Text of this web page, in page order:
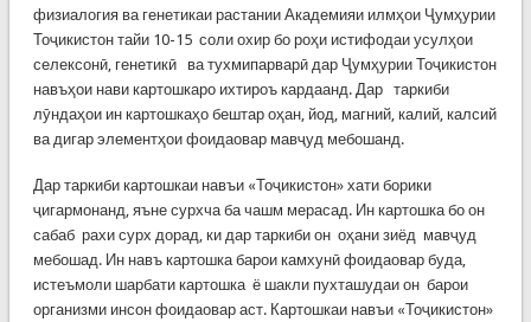
физиалогия ва генетикаи растании Академияи илмҳои Ҷумҳурии
Тоҷикистон тайи 10-15 соли охир бо роҳи истифодаи усулҳои
селексонӣ, генетикӣ ва тухмипарварӣ дар Ҷумҳурии Тоҷикистон
навъҳои нави картошкаро ихтироъ кардаанд. Дар таркиби
лӯндаҳои ин картошкаҳо бештар оҳан, йод, магний, калий, калсий
ва дигар элементҳои фоидаовар мавҷуд мебошанд.
Дар таркиби картошкаи навъи «Тоҷикистон» хати борики
ҷигармонанд, яъне сурхча ба чашм мерасад. Ин картошка бо он
сабаб рахи сурх дорад, ки дар таркиби он оҳани зиёд мавҷуд
мебошад. Ин навъ картошка барои камхунӣ фоидаовар буда,
истеъмоли шарбати картошка ё шакли пухташудаи он барои
организми инсон фоидаовар аст. Картошкаи навъи «Тоҷикистон»